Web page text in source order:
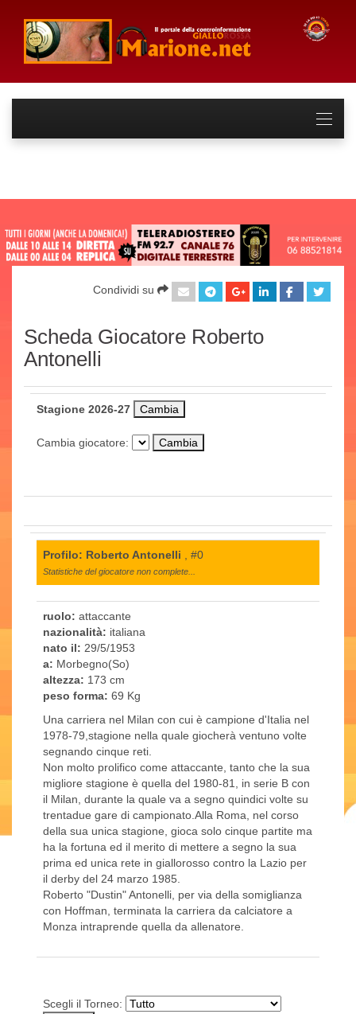
Condividi su
Scheda Giocatore Roberto
Antonelli
Stagione 2026-27
Cambia giocatore:
Profilo: Roberto Antonelli , #0
Statistiche del giocatore non complete...
ruolo: attaccante
nazionalità: italiana
nato il: 29/5/1953
a: Morbegno(So)
altezza: 173 cm
peso forma: 69 Kg
Una carriera nel Milan con cui è campione d'Italia nel
1978-79,stagione nella quale giocherà ventuno volte
segnando cinque reti.
Non molto prolifico come attaccante, tanto che la sua
migliore stagione è quella del 1980-81, in serie B con
il Milan, durante la quale va a segno quindici volte su
trentadue gare di campionato.Alla Roma, nel corso
della sua unica stagione, gioca solo cinque partite ma
ha la fortuna ed il merito di mettere a segno la sua
prima ed unica rete in giallorosso contro la Lazio per
il derby del 24 marzo 1985.
Roberto "Dustin" Antonelli, per via della somiglianza
con Hoffman, terminata la carriera da calciatore a
Monza intraprende quella da allenatore.
Scegli il Torneo: